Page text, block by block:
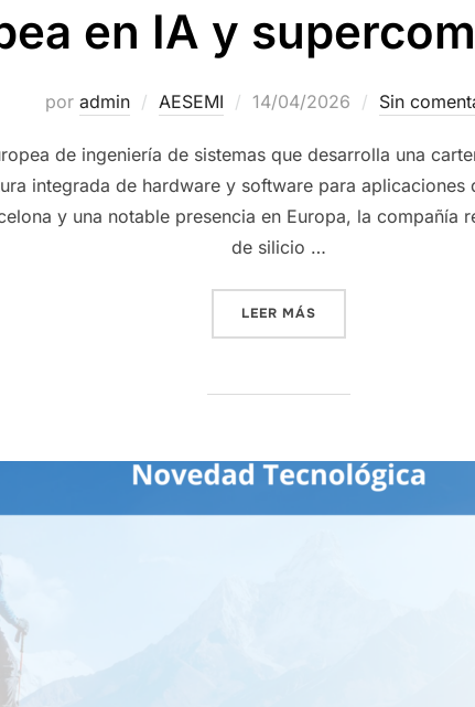
en IA y
por admin AESEMI 14/04/2026 Sin
de ingeniería de sistemas que desarrolla una
integrada de hardware y software para aplicaciones
y una notable presencia en Europa, la compañía
de silicio …
LEER MÁS